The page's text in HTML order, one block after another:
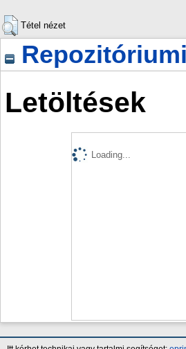
Tétel nézet
Letöltések
Loading...